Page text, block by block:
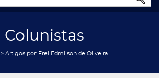
Colunistas
> Artigos por: Frei Edmilson de Oliveira